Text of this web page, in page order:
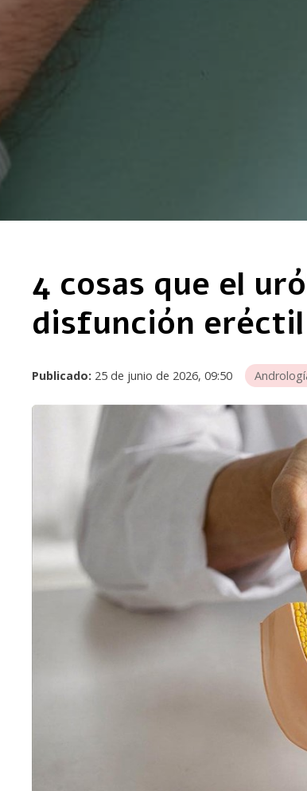
4 cosas que el
disfunción eréctil
Publicado: 25 de junio de 2026, 09:50